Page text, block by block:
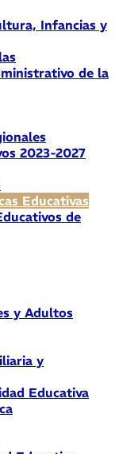
Infancias y
de la
2023-2027
Educativas
de
y Adultos
y
Educativa